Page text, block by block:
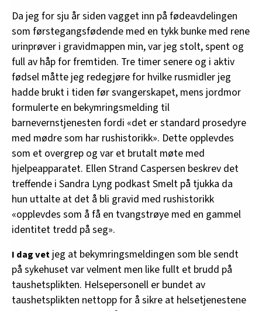
Da jeg for sju år siden vagget inn på fødeavdelingen
som førstegangsfødende med en tykk bunke med rene
urinprøver i gravidmappen min, var jeg stolt, spent og
full av håp for fremtiden. Tre timer senere og i aktiv
fødsel måtte jeg redegjøre for hvilke rusmidler jeg
hadde brukt i tiden før svangerskapet, mens jordmor
formulerte en bekymringsmelding til
barnevernstjenesten fordi «det er standard prosedyre
med mødre som har rushistorikk». Dette opplevdes
som et overgrep og var et brutalt møte med
hjelpeapparatet. Ellen Strand Caspersen beskrev det
treffende i Sandra Lyng podkast Smelt på tjukka da
hun uttalte at det å bli gravid med rushistorikk
«opplevdes som å få en tvangstrøye med en gammel
identitet tredd på seg».
I dag vet jeg at bekymringsmeldingen som ble sendt
på sykehuset var velment men like fullt et brudd på
taushetsplikten. Helsepersonell er bundet av
taushetsplikten nettopp for å sikre at helsetjenestene